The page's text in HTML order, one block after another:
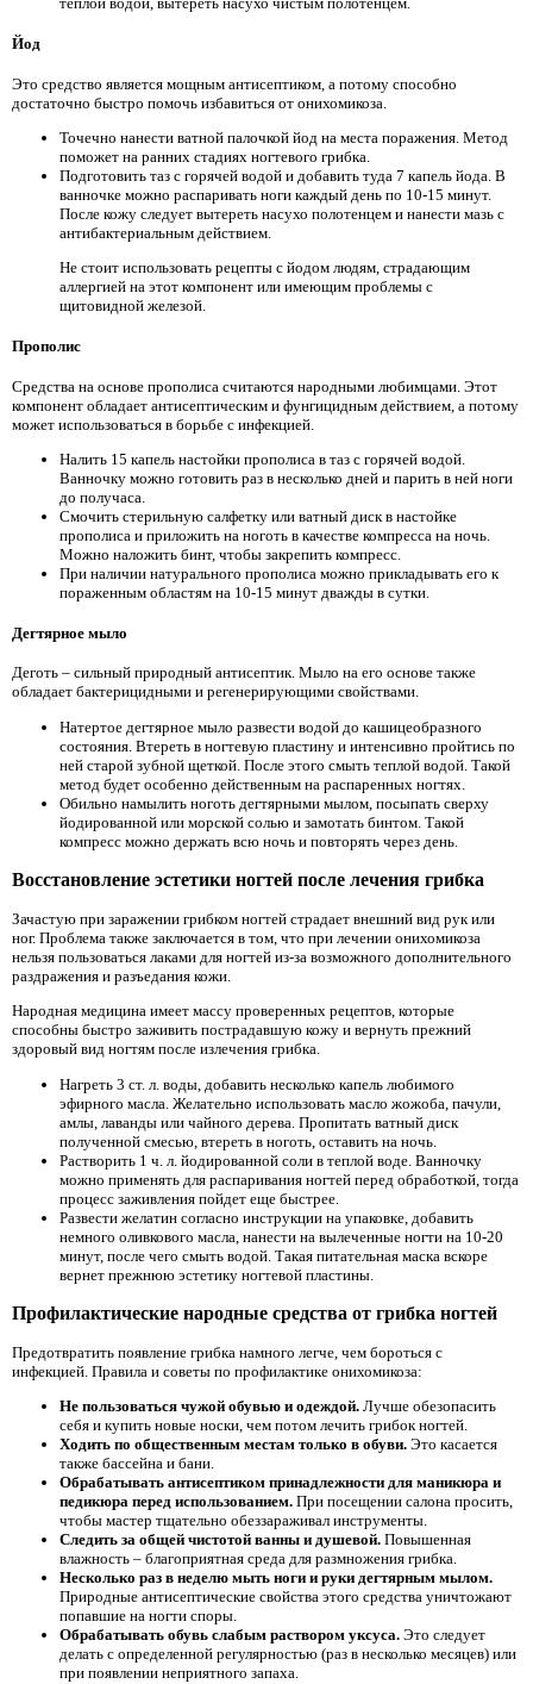
Йод
Это средство является мощным антисептиком, а потому способно
достаточно быстро помочь избавиться от онихомикоза.
Точечно нанести ватной палочкой йод на места поражения. Метод
поможет на ранних стадиях ногтевого грибка.
Подготовить таз с горячей водой и добавить туда 7 капель йода. В
ванночке можно распаривать ноги каждый день по 10-15 минут.
После кожу следует вытереть насухо полотенцем и нанести мазь с
антибактериальным действием.
Не стоит использовать рецепты с йодом людям, страдающим
аллергией на этот компонент или имеющим проблемы с
щитовидной железой.
Прополис
Средства на основе прополиса считаются народными любимцами. Этот
компонент обладает антисептическим и фунгицидным действием, а потому
может использоваться в борьбе с инфекцией.
Налить 15 капель настойки прополиса в таз с горячей водой.
Ванночку можно готовить раз в несколько дней и парить в ней ноги
до получаса.
Смочить стерильную салфетку или ватный диск в настойке
прополиса и приложить на ноготь в качестве компресса на ночь.
Можно наложить бинт, чтобы закрепить компресс.
При наличии натурального прополиса можно прикладывать его к
пораженным областям на 10-15 минут дважды в сутки.
Дегтярное мыло
Деготь – сильный природный антисептик. Мыло на его основе также
обладает бактерицидными и регенерирующими свойствами.
Натертое дегтярное мыло развести водой до кашицеобразного
состояния. Втереть в ногтевую пластину и интенсивно пройтись по
ней старой зубной щеткой. После этого смыть теплой водой. Такой
метод будет особенно действенным на распаренных ногтях.
Обильно намылить ноготь дегтярными мылом, посыпать сверху
йодированной или морской солью и замотать бинтом. Такой
компресс можно держать всю ночь и повторять через день.
Восстановление эстетики ногтей после лечения грибка
Зачастую при заражении грибком ногтей страдает внешний вид рук или
ног. Проблема также заключается в том, что при лечении онихомикоза
нельзя пользоваться лаками для ногтей из-за возможного дополнительного
раздражения и разъедания кожи.
Народная медицина имеет массу проверенных рецептов, которые
способны быстро заживить пострадавшую кожу и вернуть прежний
здоровый вид ногтям после излечения грибка.
Нагреть 3 ст. л. воды, добавить несколько капель любимого
эфирного масла. Желательно использовать масло жожоба, пачули,
амлы, лаванды или чайного дерева. Пропитать ватный диск
полученной смесью, втереть в ноготь, оставить на ночь.
Растворить 1 ч. л. йодированной соли в теплой воде. Ванночку
можно применять для распаривания ногтей перед обработкой, тогда
процесс заживления пойдет еще быстрее.
Развести желатин согласно инструкции на упаковке, добавить
немного оливкового масла, нанести на вылеченные ногти на 10-20
минут, после чего смыть водой. Такая питательная маска вскоре
вернет прежнюю эстетику ногтевой пластины.
Профилактические народные средства от грибка ногтей
Предотвратить появление грибка намного легче, чем бороться с
инфекцией. Правила и советы по профилактике онихомикоза:
Не пользоваться чужой обувью и одеждой. Лучше обезопасить
себя и купить новые носки, чем потом лечить грибок ногтей.
Ходить по общественным местам только в обуви. Это касается
также бассейна и бани.
Обрабатывать антисептиком принадлежности для маникюра и
педикюра перед использованием. При посещении салона просить,
чтобы мастер тщательно обеззараживал инструменты.
Следить за общей чистотой ванны и душевой. Повышенная
влажность – благоприятная среда для размножения грибка.
Несколько раз в неделю мыть ноги и руки дегтярным мылом.
Природные антисептические свойства этого средства уничтожают
попавшие на ногти споры.
Обрабатывать обувь слабым раствором уксуса. Это следует
делать с определенной регулярностью (раз в несколько месяцев) или
при появлении неприятного запаха.